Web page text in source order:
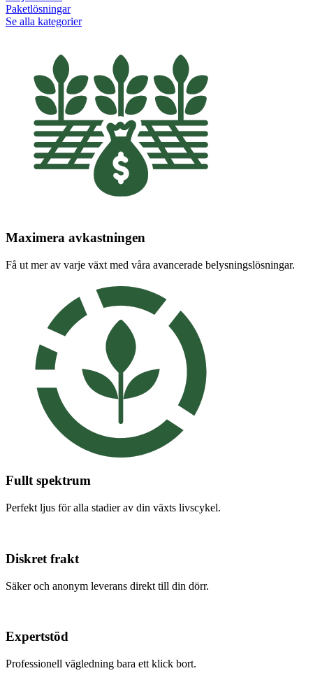
Paketlösningar
Se alla kategorier
Maximera avkastningen
Få ut mer av varje växt med våra avancerade belysningslösningar.
Fullt spektrum
Perfekt ljus för alla stadier av din växts livscykel.
Diskret frakt
Säker och anonym leverans direkt till din dörr.
Expertstöd
Professionell vägledning bara ett klick bort.